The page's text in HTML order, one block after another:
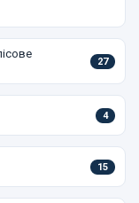
27
4
15